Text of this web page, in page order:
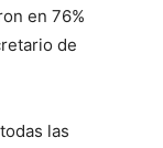
en 76%
de
las